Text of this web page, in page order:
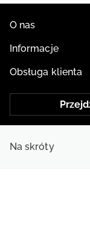
O nas
Informacje
Obsługa klienta
Na skróty